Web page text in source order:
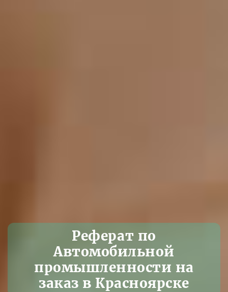
Реферат по
Автомобильной
промышленности на
заказ в Красноярске